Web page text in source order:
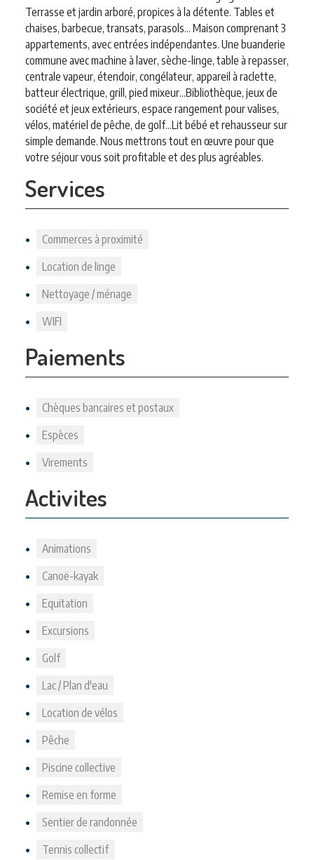
Terrasse et jardin arboré, propices à la détente. Tables et
chaises, barbecue, transats, parasols... Maison comprenant 3
appartements, avec entrées indépendantes. Une buanderie
commune avec machine à laver, sèche-linge, table à repasser,
centrale vapeur, étendoir, congélateur, appareil à raclette,
batteur électrique, grill, pied mixeur...Bibliothèque, jeux de
société et jeux extérieurs, espace rangement pour valises,
vélos, matériel de pêche, de golf...Lit bébé et rehausseur sur
simple demande. Nous mettrons tout en œuvre pour que
votre séjour vous soit profitable et des plus agréables.
Services
Commerces à proximité
Location de linge
Nettoyage / ménage
WIFI
Paiements
Chèques bancaires et postaux
Espèces
Virements
Activites
Animations
Canoë-kayak
Equitation
Excursions
Golf
Lac / Plan d'eau
Location de vélos
Pêche
Piscine collective
Remise en forme
Sentier de randonnée
Tennis collectif